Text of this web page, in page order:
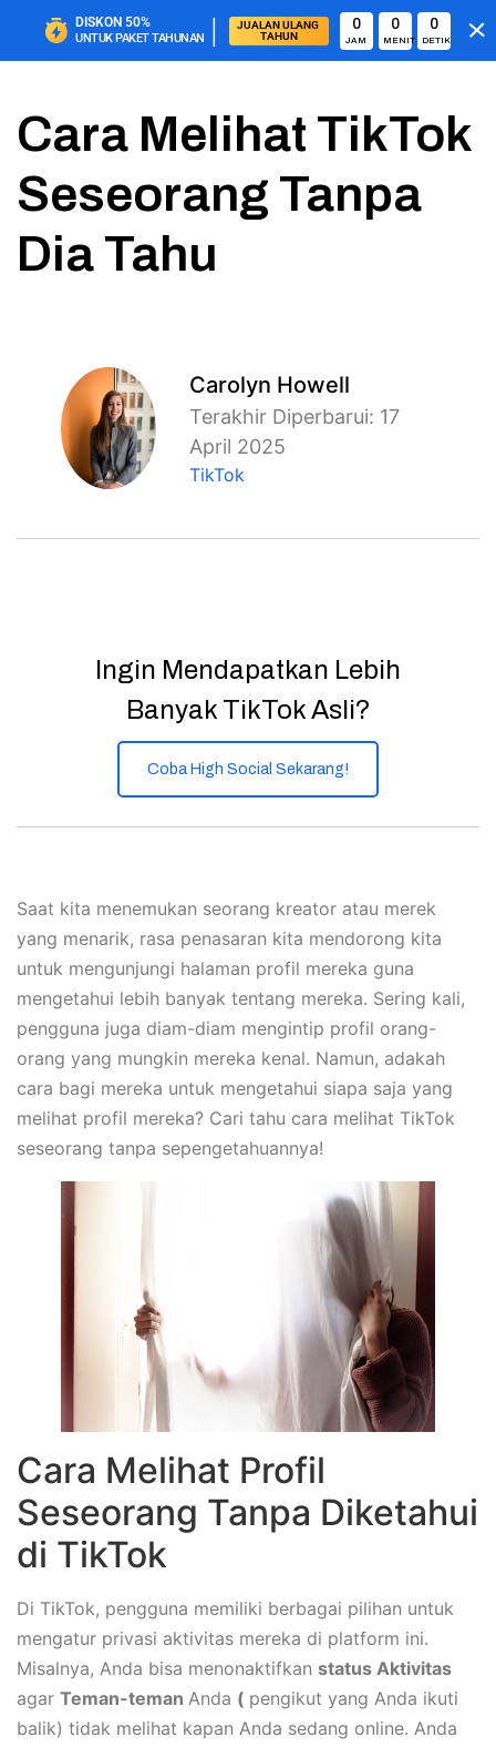
DISKON 50%
UNTUK PAKET TAHUNAN |
JUALAN ULANG
TAHUN
0
JAM
0
MENIT
0
DETIK
Cara Melihat TikTok
Seseorang Tanpa
Dia Tahu
Carolyn Howell
Terakhir Diperbarui: 17
April 2025
TikTok
Ingin Mendapatkan Lebih
Banyak TikTok Asli?
Coba High Social Sekarang!
Saat kita menemukan seorang kreator atau merek
yang menarik, rasa penasaran kita mendorong kita
untuk mengunjungi halaman profil mereka guna
mengetahui lebih banyak tentang mereka. Sering kali,
pengguna juga diam-diam mengintip profil orang-
orang yang mungkin mereka kenal. Namun, adakah
cara bagi mereka untuk mengetahui siapa saja yang
melihat profil mereka? Cari tahu cara melihat TikTok
seseorang tanpa sepengetahuannya!
Cara Melihat Profil
Seseorang Tanpa Diketahui
di TikTok
Di TikTok, pengguna memiliki berbagai pilihan untuk
mengatur privasi aktivitas mereka di platform ini.
Misalnya, Anda bisa menonaktifkan status Aktivitas
agar Teman-teman Anda ( pengikut yang Anda ikuti
balik) tidak melihat kapan Anda sedang online. Anda